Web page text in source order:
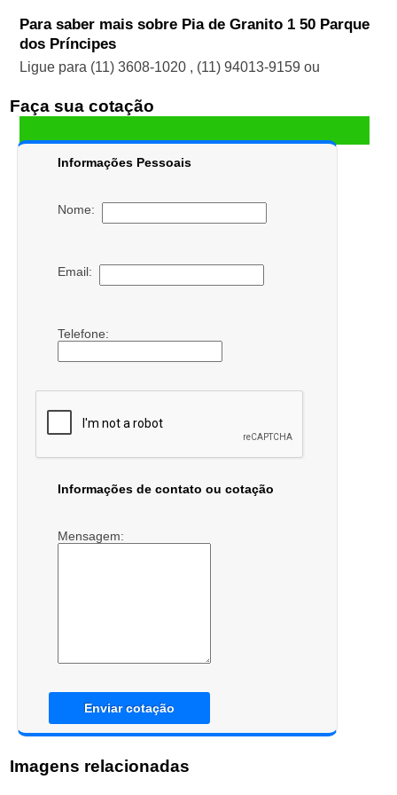
Para saber mais sobre Pia de Granito 1 50 Parque
dos Príncipes
Ligue para (11) 3608-1020 , (11) 94013-9159 ou
Faça sua cotação
Informações Pessoais
Nome:
Email:
Telefone:
Informações de contato ou cotação
Mensagem:
Enviar cotação
Imagens relacionadas